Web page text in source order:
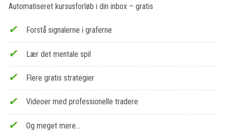
Automatiseret kursusforløb i din inbox – gratis
Forstå signalerne i graferne
Lær det mentale spil
Flere gratis strategier
Videoer med professionelle tradere
Og meget mere…